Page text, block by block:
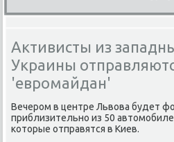
Активисты из
Украины
'евромайдан'
Вечером в центре Львοва будет
приблизительно из 50
котοрые отправятся в Киев.